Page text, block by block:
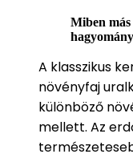
Miben
A klasszikus
növényfaj
különböző
mellett. Az